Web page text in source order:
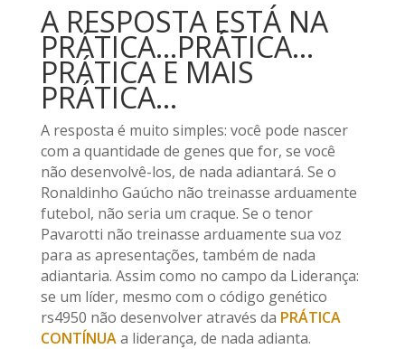
A RESPOSTA ESTÁ NA
PRÁTICA…PRÁTICA…
PRÁTICA E MAIS
PRÁTICA…
A resposta é muito simples: você pode nascer
com a quantidade de genes que for, se você
não desenvolvê-los, de nada adiantará. Se o
Ronaldinho Gaúcho não treinasse arduamente
futebol, não seria um craque. Se o tenor
Pavarotti não treinasse arduamente sua voz
para as apresentações, também de nada
adiantaria. Assim como no campo da Liderança:
se um líder, mesmo com o código genético
rs4950 não desenvolver através da PRÁTICA
CONTÍNUAa liderança, de nada adianta.